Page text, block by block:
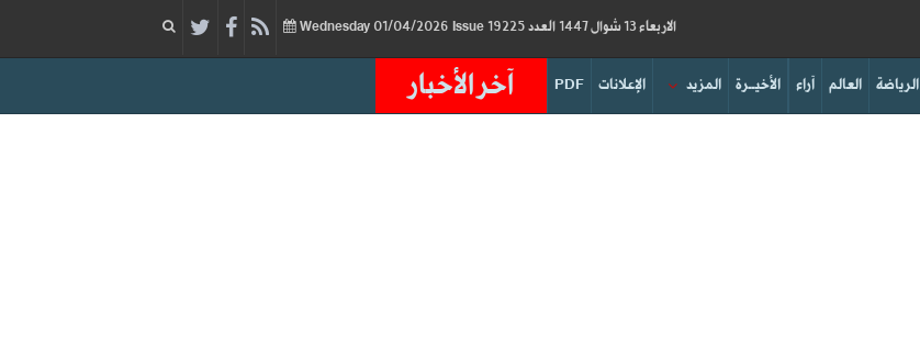
الاربعاء 13 شوال 1447 العدد 19225 01/04/2026 Issue
آخر الأخبار PDF الإعلانات المزيد الأخيــرة آراء العالم الرياضة